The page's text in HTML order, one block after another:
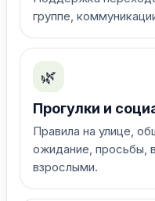
группе,
🌿
Прогулки и
Правила на улице,
ожидание, просьбы,
взрослыми.